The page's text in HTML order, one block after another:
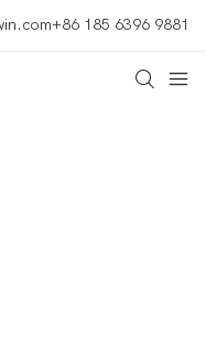
+86 185 6396 9881